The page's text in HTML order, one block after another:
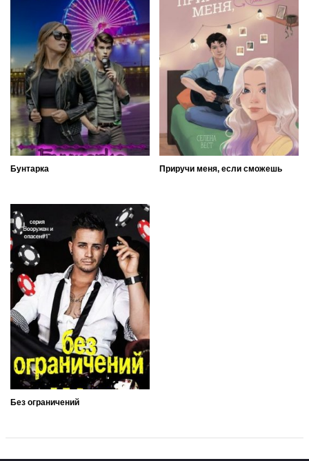
Бунтарка Приручи меня, если сможешь
Без ограничений